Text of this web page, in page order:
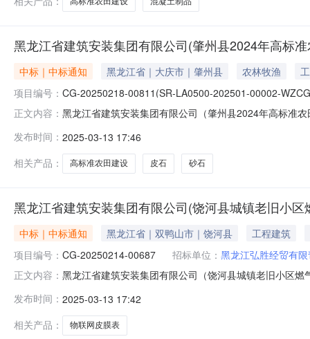
黑龙江省建筑安装集团有限公司(肇州县2024年高
中标｜中标通知 黑龙江省｜大庆市｜肇州县 农林牧渔
项目编号： CG-20250218-00811(SR-LA0500-202501-00002-
正文内容： 黑龙江省建筑安装集团有限公司（肇州县2024年高标准
WZCG13）三、采购方式：竞价采购四、采购需求：砂
发布时间： 2025-03-13 17:46
相关产品：
高标准农田建设 皮石 砂石
黑龙江省建筑安装集团有限公司(饶河县城镇老旧小
中标｜中标通知 黑龙江省｜双鸭山市｜饶河县
工程建筑
项目编号： CG-20250214-00687 招标单位： 黑龙江弘胜经贸有
正文内容： 黑龙江省建筑安装集团有限公司（饶河县城镇老旧小区
20250214-00687（2023-0189-龙安四-015-WZCG-
弘胜经
发布时间： 2025-03-13 17:42
相关产品：
物联网皮膜表